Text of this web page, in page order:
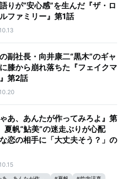
りが“安心感”を生んだ『ザ・ロ
ファミリー』第1話
副社長・向井康二“黒木”のギャ
膝から崩れ落ちた『フェイクマ
第2話
ゃあ、あんたが作ってみろよ』第
夏帆“鮎美”の迷走ぶりが心配
恋の相手に「大丈夫そう？」の